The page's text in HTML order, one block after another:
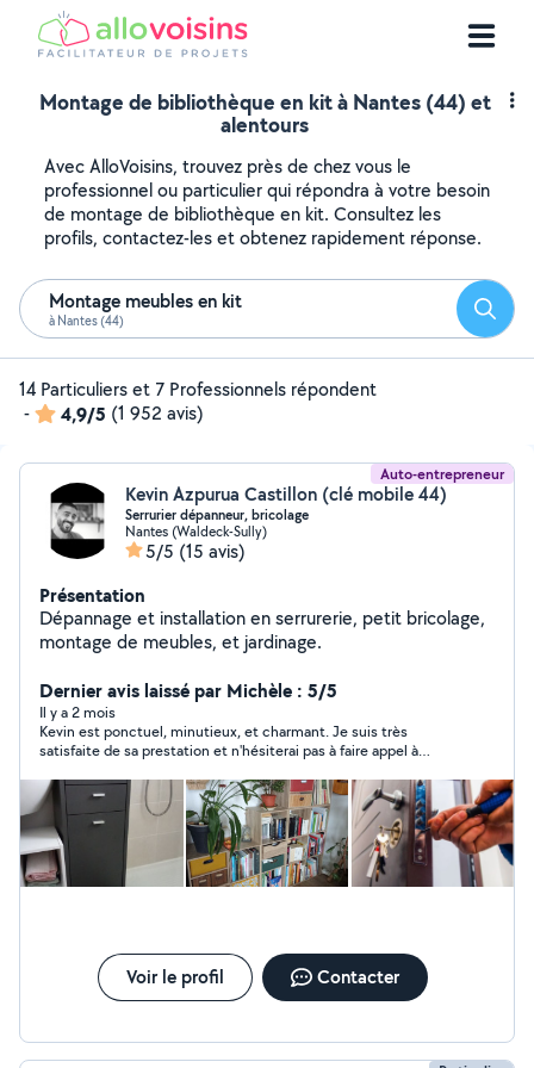
Montage de bibliothèque en kit à Nantes (44) et
alentours
Avec AlloVoisins, trouvez près de chez vous le
professionnel ou particulier qui répondra à votre besoin
de montage de bibliothèque en kit. Consultez les
profils, contactez-les et obtenez rapidement réponse.
Montage meubles en kit
à Nantes (44)
14 Particuliers et 7 Professionnels répondent
-
4,9/5 (1 952 avis)
Auto-entrepreneur
Kevin Azpurua Castillon (clé mobile 44)
Serrurier dépanneur, bricolage
Nantes (Waldeck-Sully)
5/5 (15 avis)
Présentation
Dépannage et installation en serrurerie, petit bricolage,
montage de meubles, et jardinage.
Dernier avis laissé par Michèle : 5/5
Il y a 2 mois
Kevin est ponctuel, minutieux, et charmant. Je suis très
satisfaite de sa prestation et n'hésiterai pas à faire appel à
Voir le profil Contacter